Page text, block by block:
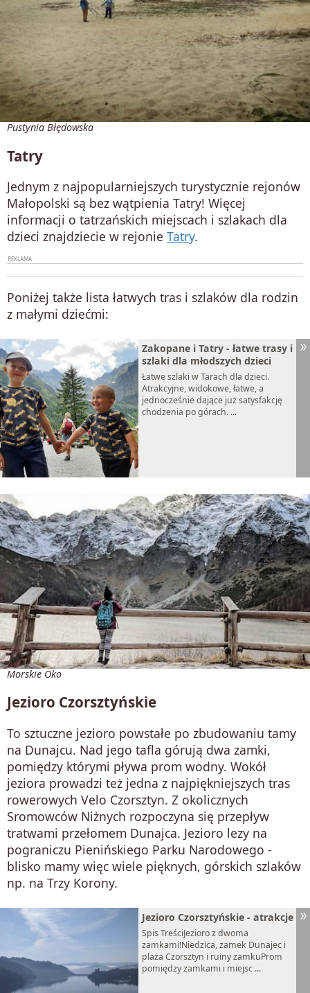
Pustynia Błędowska
Tatry
Jednym z najpopularniejszych turystycznie rejonów
Małopolski są bez wątpienia Tatry! Więcej
informacji o tatrzańskich miejscach i szlakach dla
dzieci znajdziecie w rejonie Tatry.
Poniżej także lista łatwych tras i szlaków dla rodzin
z małymi dziećmi:
Zakopane i Tatry - łatwe trasy i
szlaki dla młodszych dzieci
Łatwe szlaki w Tarach dla dzieci.
Atrakcyjne, widokowe, łatwe, a
jednocześnie dające już satysfakcję
chodzenia po górach. ...
Morskie Oko
Jezioro Czorsztyńskie
To sztuczne jezioro powstałe po zbudowaniu tamy
na Dunajcu. Nad jego tafla górują dwa zamki,
pomiędzy którymi pływa prom wodny. Wokół
jeziora prowadzi też jedna z najpiękniejszych tras
rowerowych Velo Czorsztyn. Z okolicznych
Sromowców Niżnych rozpoczyna się przepływ
tratwami przełomem Dunajca. Jezioro lezy na
pograniczu Pienińskiego Parku Narodowego -
blisko mamy więc wiele pięknych, górskich szlaków
np. na Trzy Korony.
Jezioro Czorsztyńskie - atrakcje
Spis TreściJezioro z dwoma
zamkami!Niedzica, zamek Dunajec i
plaża Czorsztyn i ruiny zamkuProm
pomiędzy zamkami i miejsc ...